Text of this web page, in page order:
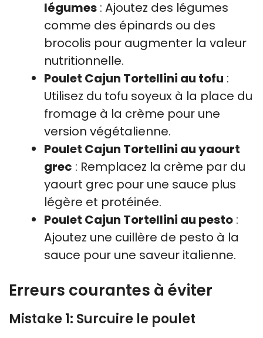
légumes : Ajoutez des légumes
comme des épinards ou des
brocolis pour augmenter la valeur
nutritionnelle.
Poulet Cajun Tortellini au tofu :
Utilisez du tofu soyeux à la place du
fromage à la crème pour une
version végétalienne.
Poulet Cajun Tortellini au yaourt
grec : Remplacez la crème par du
yaourt grec pour une sauce plus
légère et protéinée.
Poulet Cajun Tortellini au pesto :
Ajoutez une cuillère de pesto à la
sauce pour une saveur italienne.
Erreurs courantes à éviter
Mistake 1: Surcuire le poulet